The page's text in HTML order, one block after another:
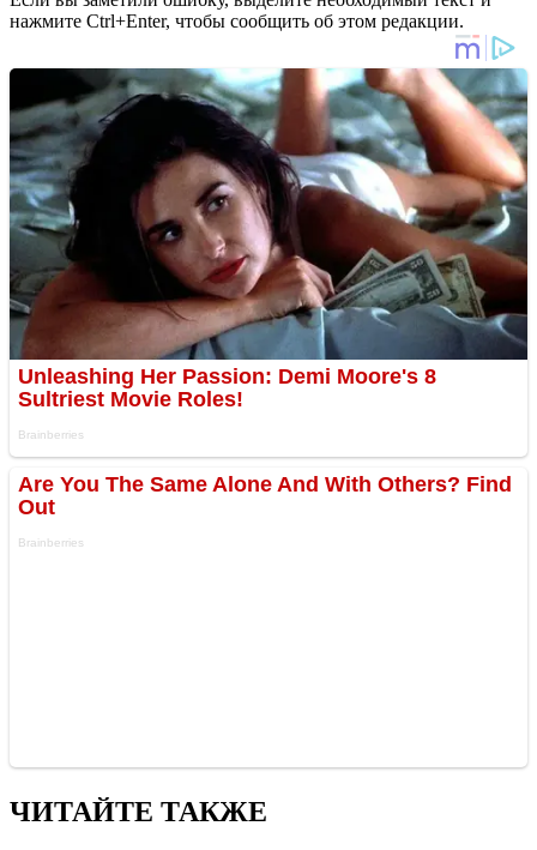
нажмите Ctrl+Enter, чтобы сообщить об этом редакции.
ЧИТАЙТЕ ТАКЖЕ